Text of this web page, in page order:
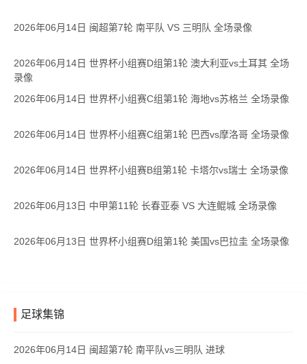
2026年06月14日 闽超第7轮 南平队 VS 三明队 全场录像
2026年06月14日 世界杯小组赛D组第1轮 澳大利亚vs土耳其 全场
录像
2026年06月14日 世界杯小组赛C组第1轮 海地vs苏格兰 全场录像
2026年06月14日 世界杯小组赛C组第1轮 巴西vs摩洛哥 全场录像
2026年06月14日 世界杯小组赛B组第1轮 卡塔尔vs瑞士 全场录像
2026年06月13日 中甲第11轮 长春亚泰 VS 大连鲲城 全场录像
2026年06月13日 世界杯小组赛D组第1轮 美国vs巴拉圭 全场录像
足球集锦
2026年06月14日 闽超第7轮 南平队vs三明队 进球